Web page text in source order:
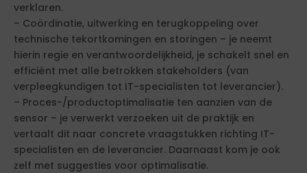
verklaren.
– Coördinatie, uitwerking en terugkoppeling over
technische tekortkomingen en storingen – je neemt
hierin regie en verantwoordelijkheid, je schakelt snel en
efficiënt met alle betrokken stakeholders (van
verpleegkundigen tot IT-specialisten tot leverancier).
– Proces-/productoptimalisatie ten aanzien van de
sensor – je verwerkt verzoeken uit de praktijk en
vertaalt dit naar concrete vraagstukken richting IT-
specialisten en de leverancier. Daarnaast kom je ook
zelf met suggesties voor optimalisatie.